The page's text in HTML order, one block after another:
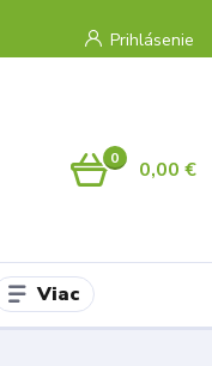
Prihlásenie
0 0,00 €
Viac